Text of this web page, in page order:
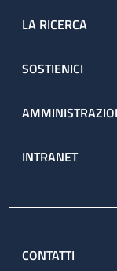
LA RICERCA
SOSTIENICI
INTRANET
CONTATTI